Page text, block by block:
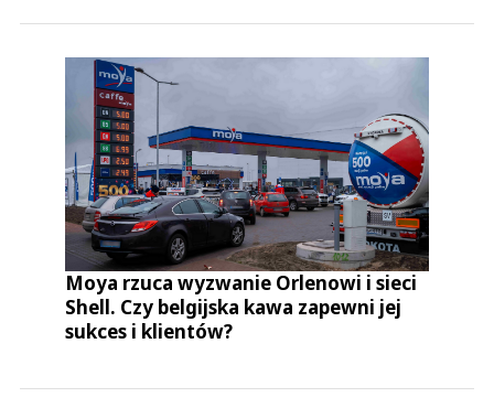
Moya rzuca wyzwanie Orlenowi i sieci
Shell. Czy belgijska kawa zapewni jej
sukces i klientów?